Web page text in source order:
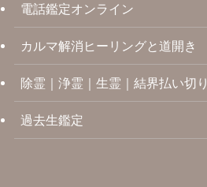
電話鑑定オンライン
カルマ解消ヒーリングと道開き
除霊｜浄霊｜生霊｜結界払い切り
過去生鑑定